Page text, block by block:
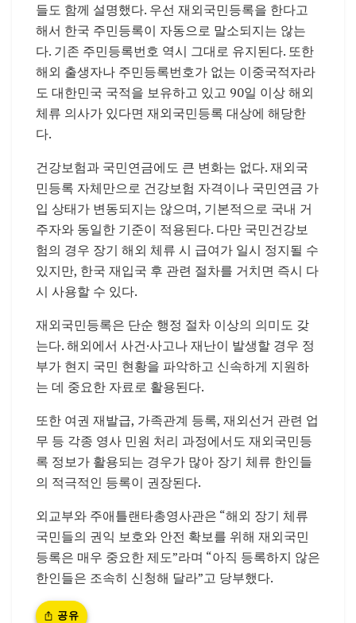
들도 함께 설명했다. 우선 재외국민등록을 한다고
해서 한국 주민등록이 자동으로 말소되지는 않는
다. 기존 주민등록번호 역시 그대로 유지된다. 또한
해외 출생자나 주민등록번호가 없는 이중국적자라
도 대한민국 국적을 보유하고 있고 90일 이상 해외
체류 의사가 있다면 재외국민등록 대상에 해당한
다.
건강보험과 국민연금에도 큰 변화는 없다. 재외국
민등록 자체만으로 건강보험 자격이나 국민연금 가
입 상태가 변동되지는 않으며, 기본적으로 국내 거
주자와 동일한 기준이 적용된다. 다만 국민건강보
험의 경우 장기 해외 체류 시 급여가 일시 정지될 수
있지만, 한국 재입국 후 관련 절차를 거치면 즉시 다
시 사용할 수 있다.
재외국민등록은 단순 행정 절차 이상의 의미도 갖
는다. 해외에서 사건·사고나 재난이 발생할 경우 정
부가 현지 국민 현황을 파악하고 신속하게 지원하
는 데 중요한 자료로 활용된다.
또한 여권 재발급, 가족관계 등록, 재외선거 관련 업
무 등 각종 영사 민원 처리 과정에서도 재외국민등
록 정보가 활용되는 경우가 많아 장기 체류 한인들
의 적극적인 등록이 권장된다.
외교부와 주애틀랜타총영사관은 “해외 장기 체류
국민들의 권익 보호와 안전 확보를 위해 재외국민
등록은 매우 중요한 제도”라며 “아직 등록하지 않은
한인들은 조속히 신청해 달라”고 당부했다.
공유